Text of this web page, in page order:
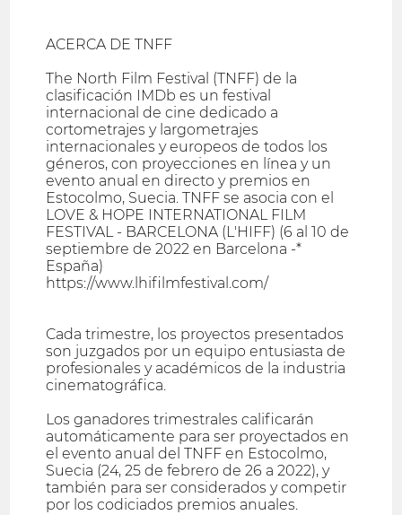
ACERCA DE TNFF
The North Film Festival (TNFF) de la
clasificación IMDb es un festival
internacional de cine dedicado a
cortometrajes y largometrajes
internacionales y europeos de todos los
géneros, con proyecciones en línea y un
evento anual en directo y premios en
Estocolmo, Suecia. TNFF se asocia con el
LOVE & HOPE INTERNATIONAL FILM
FESTIVAL - BARCELONA (L'HIFF) (6 al 10 de
septiembre de 2022 en Barcelona -*
España)
https://www.lhifilmfestival.com/
Cada trimestre, los proyectos presentados
son juzgados por un equipo entusiasta de
profesionales y académicos de la industria
cinematográfica.
Los ganadores trimestrales calificarán
automáticamente para ser proyectados en
el evento anual del TNFF en Estocolmo,
Suecia (24, 25 de febrero de 26 a 2022), y
también para ser considerados y competir
por los codiciados premios anuales.